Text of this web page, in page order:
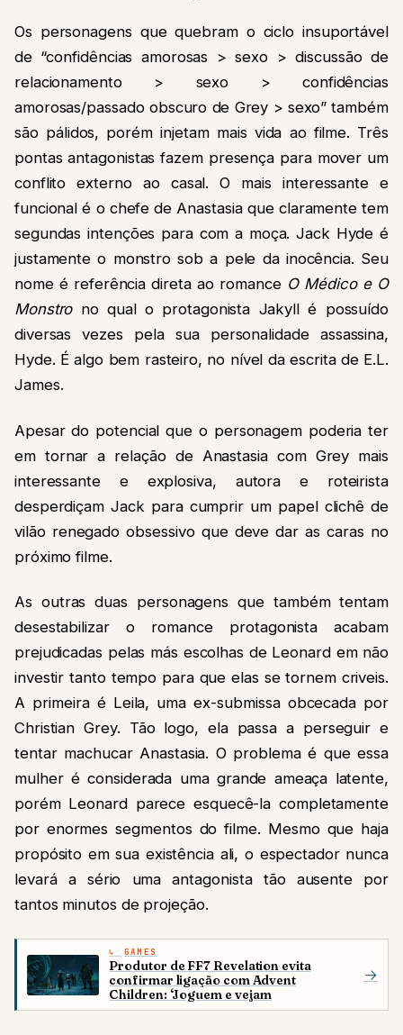
Os personagens que quebram o ciclo insuportável
de “confidências amorosas > sexo > discussão de
relacionamento > sexo > confidências
amorosas/passado obscuro de Grey > sexo” também
são pálidos, porém injetam mais vida ao filme. Três
pontas antagonistas fazem presença para mover um
conflito externo ao casal. O mais interessante e
funcional é o chefe de Anastasia que claramente tem
segundas intenções para com a moça. Jack Hyde é
justamente o monstro sob a pele da inocência. Seu
nome é referência direta ao romance O Médico e O
Monstro no qual o protagonista Jakyll é possuído
diversas vezes pela sua personalidade assassina,
Hyde. É algo bem rasteiro, no nível da escrita de E.L.
James.
Apesar do potencial que o personagem poderia ter
em tornar a relação de Anastasia com Grey mais
interessante e explosiva, autora e roteirista
desperdiçam Jack para cumprir um papel clichê de
vilão renegado obsessivo que deve dar as caras no
próximo filme.
As outras duas personagens que também tentam
desestabilizar o romance protagonista acabam
prejudicadas pelas más escolhas de Leonard em não
investir tanto tempo para que elas se tornem criveis.
A primeira é Leila, uma ex-submissa obcecada por
Christian Grey. Tão logo, ela passa a perseguir e
tentar machucar Anastasia. O problema é que essa
mulher é considerada uma grande ameaça latente,
porém Leonard parece esquecê-la completamente
por enormes segmentos do filme. Mesmo que haja
propósito em sua existência ali, o espectador nunca
levará a sério uma antagonista tão ausente por
tantos minutos de projeção.
GAMES
Produtor de FF7 Revelation evita
confirmar ligação com Advent
Children: ‘Joguem e vejam
→